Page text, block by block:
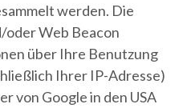
werden. Die
oder Web Beacon
über Ihre Benutzung
Ihrer IP-Adresse)
von Google in den USA